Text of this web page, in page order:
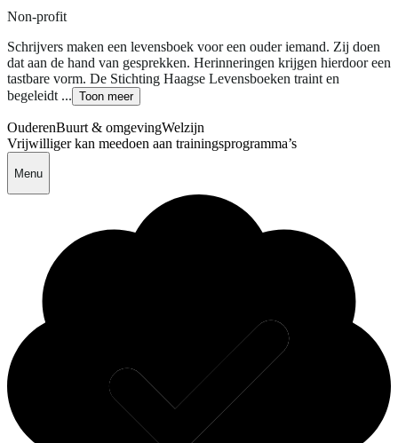
Non-profit
Schrijvers maken een levensboek voor een ouder iemand. Zij doen
dat aan de hand van gesprekken. Herinneringen krijgen hierdoor een
tastbare vorm. De Stichting Haagse Levensboeken traint en
begeleidt ... Toon meer
OuderenBuurt & omgevingWelzijn
Vrijwilliger kan meedoen aan trainingsprogramma’s
Menu